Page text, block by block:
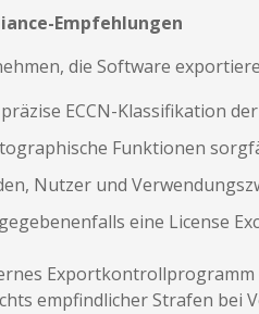
Empfehlungen
die Software
ECCN-Klassifikation
Funktionen
Nutzer und
eine License
Exportkontrollprogramm
empfindlicher Strafen bei